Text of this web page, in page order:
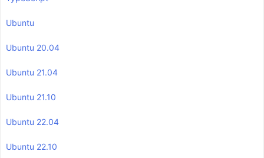
Ubuntu
Ubuntu 20.04
Ubuntu 21.04
Ubuntu 21.10
Ubuntu 22.04
Ubuntu 22.10